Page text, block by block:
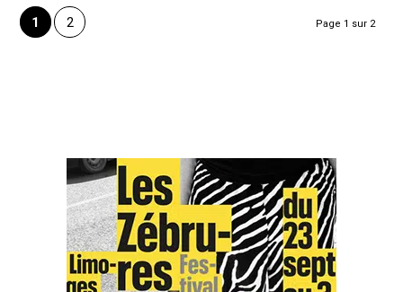
Page 1 sur 2
1 2